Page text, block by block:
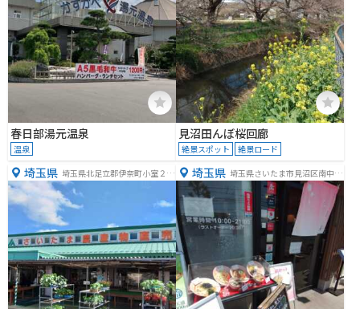
春日部湯元温泉
温泉
見沼田んぼ桜回廊
絶景スポット 絶景ロード
埼玉県 埼玉県北足立郡伊奈町小室２１
９２−１
埼玉県 埼玉県さいたま市見沼区南中野
９１−１